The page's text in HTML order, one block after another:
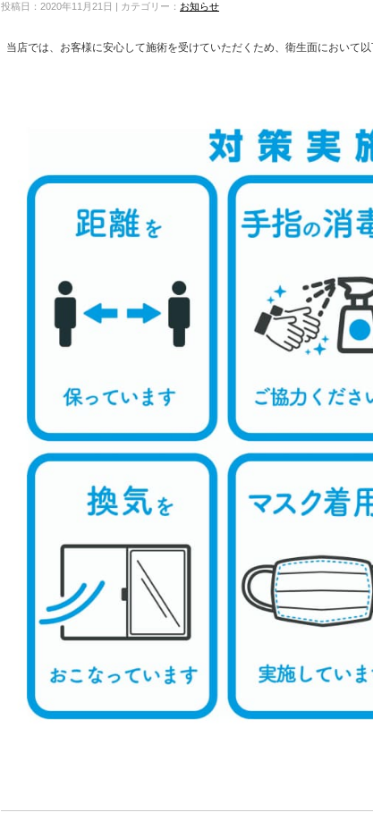
投稿日：2020年11月21日 | カテゴリー： お知らせ
当店では、お客様に安心して施術を受けていただくため、衛生面において